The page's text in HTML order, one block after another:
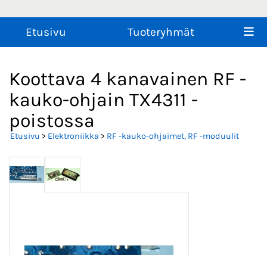
Etusivu Tuoteryhmät
Koottava 4 kanavainen RF -
kauko-ohjain TX4311 -
poistossa
Etusivu > Elektroniikka > RF -kauko-ohjaimet, RF -moduulit